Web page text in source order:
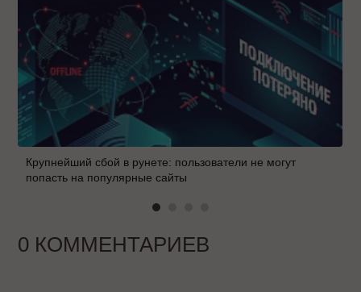
Крупнейший сбой в рунете: пользователи не могут
попасть на популярные сайты
0 КОММЕНТАРИЕВ